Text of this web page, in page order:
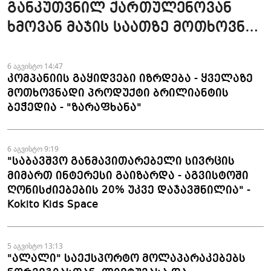
განკუთვნილ ქართულენოვან
ხმოვან მაჯის საათზე მოთხოვნა
6 აგვისტო 14:47
კომპანიის გაყიდვები იზრდება - ყველაზე
მოთხოვნადი პროდუქტი ბრილიანტის
ბეჭედია - "ზარაფხანა"
6 აგვისტო 9:19
"საბავშვო განმავითარებელი სივრცის
მიმართ ინტერესი გაიზარდა - აგვისტოში
ღონისძიებების 20% უკვე დაჯავშნილია" -
Kokito Kids Space
5 აგვისტო 13:13
"ალალი" საექსპორტო მოლაპარაკებებს